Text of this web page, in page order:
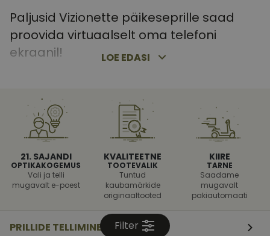
Filter
Paljusid Vizionette päikeseprille saad
proovida virtuaalselt oma telefoni
ekraanil!
Kuidas käib päikeseprillide
virtuaalne proovimine?
Päris päikeseprillide virtuaalne 3D-mudel
aitab saada elulähedase ettekujutuse,
kui suured on valitud raamid ning kuidas
sa neid kandes välja näed.
Virtuaalse proovimisega päikeseprillid
LOE EDASI
21. SAJANDI
OPTIKAKOGEMUS
Vali ja telli
mugavalt e-poest
KVALITEETNE
TOOTEVALIK
Tuntud
kaubamärkide
originaaltooted
KIIRE
TARNE
Saadame
mugavalt
pakiautomaati
PRILLIDE TELLIMINE